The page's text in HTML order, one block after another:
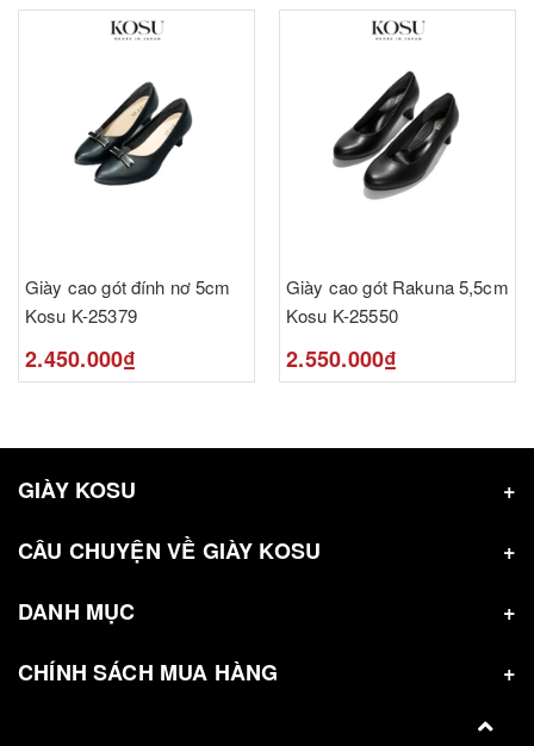
Giày cao gót đính nơ 5cm
Kosu K-25379
2.450.000₫
Giày cao gót Rakuna 5,5cm
Kosu K-25550
2.550.000₫
GIÀY KOSU
CÂU CHUYỆN VỀ GIÀY KOSU
DANH MỤC
CHÍNH SÁCH MUA HÀNG